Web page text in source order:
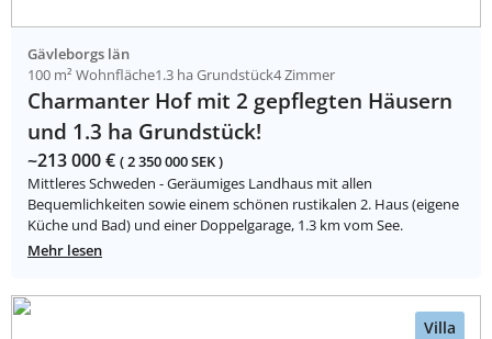
Gävleborgs län
100 m² Wohnfläche1.3 ha Grundstück4 Zimmer
Charmanter Hof mit 2 gepflegten Häusern
und 1.3 ha Grundstück!
~213 000 € ( 2 350 000 SEK )
Mittleres Schweden - Geräumiges Landhaus mit allen
Bequemlichkeiten sowie einem schönen rustikalen 2. Haus (eigene
Küche und Bad) und einer Doppelgarage, 1.3 km vom See.
Mehr lesen
Villa